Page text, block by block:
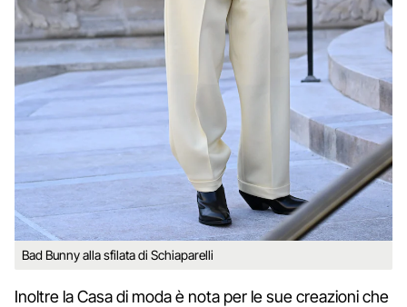
Bad Bunny alla sfilata di Schiaparelli
Inoltre la Casa di moda è nota per le sue creazioni che